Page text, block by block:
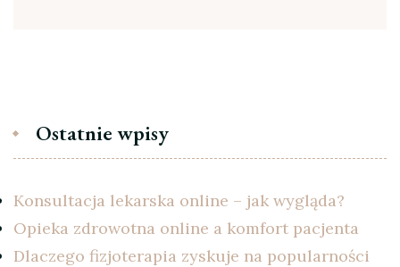
Ostatnie wpisy
Konsultacja lekarska online – jak wygląda?
Opieka zdrowotna online a komfort pacjenta
Dlaczego fizjoterapia zyskuje na popularności